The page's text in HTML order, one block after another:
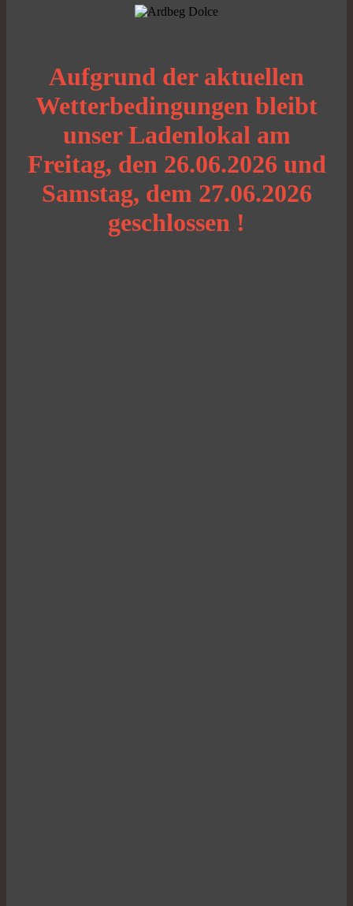
Aufgrund der aktuellen
Wetterbedingungen bleibt
unser Ladenlokal am
Freitag, den 26.06.2026 und
Samstag, dem 27.06.2026
geschlossen !